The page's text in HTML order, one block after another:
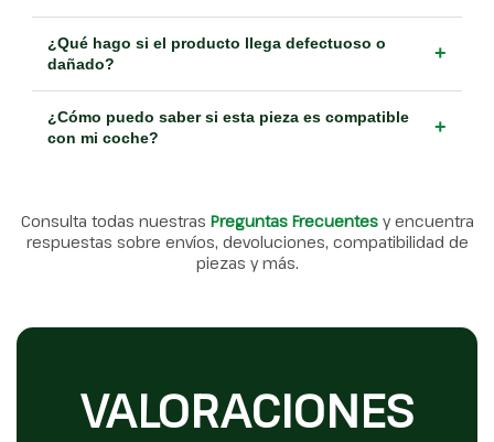
¿Qué hago si el producto llega defectuoso o
dañado?
+
¿Cómo puedo saber si esta pieza es compatible
con mi coche?
+
Consulta todas nuestras Preguntas Frecuentes y encuentra
respuestas sobre envíos, devoluciones, compatibilidad de
piezas y más.
VALORACIONES